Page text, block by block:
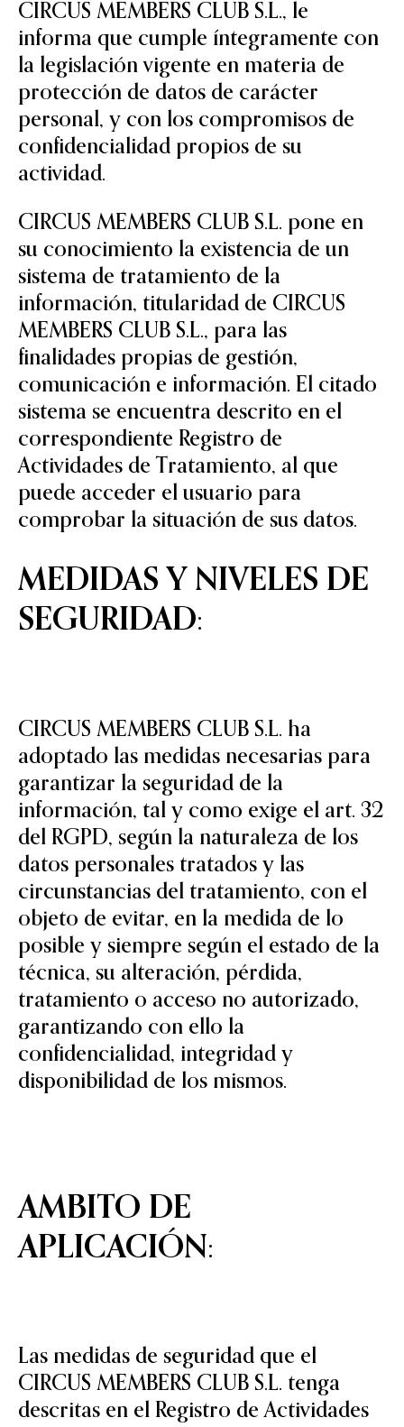
CIRCUS MEMBERS CLUB S.L., le
informa que cumple íntegramente con
la legislación vigente en materia de
protección de datos de carácter
personal, y con los compromisos de
confidencialidad propios de su
actividad.
CIRCUS MEMBERS CLUB S.L. pone en
su conocimiento la existencia de un
sistema de tratamiento de la
información, titularidad de CIRCUS
MEMBERS CLUB S.L., para las
finalidades propias de gestión,
comunicación e información. El citado
sistema se encuentra descrito en el
correspondiente Registro de
Actividades de Tratamiento, al que
puede acceder el usuario para
comprobar la situación de sus datos.
MEDIDAS Y NIVELES DE
SEGURIDAD:
CIRCUS MEMBERS CLUB S.L. ha
adoptado las medidas necesarias para
garantizar la seguridad de la
información, tal y como exige el art. 32
del RGPD, según la naturaleza de los
datos personales tratados y las
circunstancias del tratamiento, con el
objeto de evitar, en la medida de lo
posible y siempre según el estado de la
técnica, su alteración, pérdida,
tratamiento o acceso no autorizado,
garantizando con ello la
confidencialidad, integridad y
disponibilidad de los mismos.
AMBITO DE
APLICACIÓN:
Las medidas de seguridad que el
CIRCUS MEMBERS CLUB S.L. tenga
descritas en el Registro de Actividades